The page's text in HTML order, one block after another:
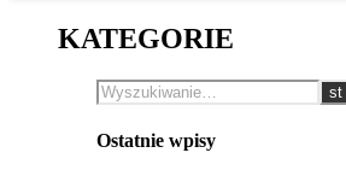
KATEGORIE
Ostatnie wpisy